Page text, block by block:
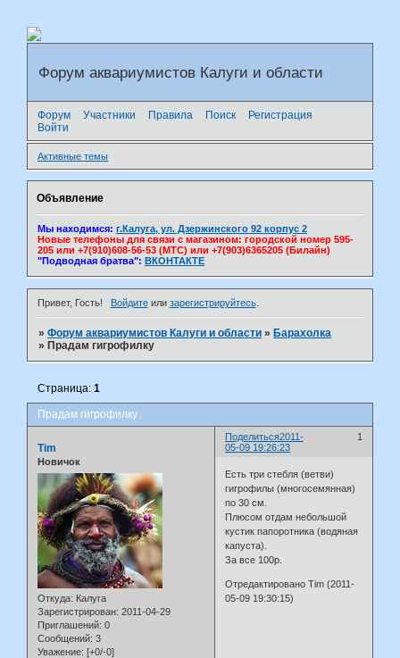
Форум аквариумистов Калуги и области
Форум Участники Правила Поиск
Регистрация
Войти
Активные темы
Объявление
Мы находимся: г.Калуга, ул. Дзержинского 92 корпус 2
Новые телефоны для связи с магазином: городской номер 595-
205 или +7(910)608-56-53 (МТС) или +7(903)6365205 (Билайн)
"Подводная братва": ВКОНТАКТЕ
Привет, Гость! Войдитеили зарегистрируйтесь.
»Форум аквариумистов Калуги и области » Барахолка
» Прадам гигрофилку
Прадам гигрофилку
Страница:1
Поделиться 1
2011-
05-09 19:26:23
Tim
Новичок
Откуда: Калуга
Зарегистрирован: 2011-04-29
Приглашений: 0
Сообщений: 3
Уважение: [+0/-0]
Есть три стебля (ветви)
гигрофилы (многосемянная)
по 30 см.
Плюсом отдам небольшой
кустик папоротника (водяная
капуста).
За все 100р.
Отредактировано Tim (2011-
05-09 19:30:15)